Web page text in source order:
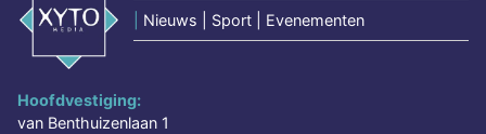
Nieuws | Sport | Evenementen
Hoofdvestiging:
van Benthuizenlaan 1